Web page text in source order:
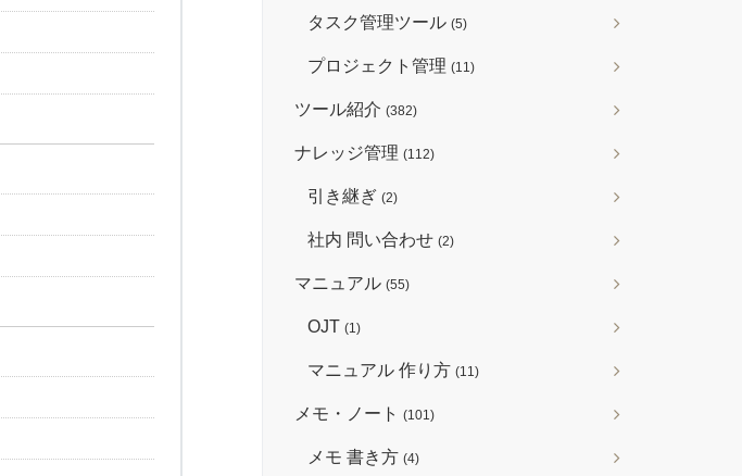
タスク管理ツール (5)
プロジェクト管理 (11)
ツール紹介 (382)
ナレッジ管理 (112)
引き継ぎ (2)
社内 問い合わせ (2)
マニュアル (55)
OJT (1)
マニュアル 作り方 (11)
メモ・ノート (101)
メモ 書き方 (4)